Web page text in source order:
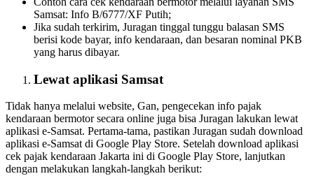
Samsat: Info B/6777/XF Putih;
Jika sudah terkirim, Juragan tinggal tunggu balasan SMS
berisi kode bayar, info kendaraan, dan besaran nominal PKB
yang harus dibayar.
Lewat aplikasi Samsat
Tidak hanya melalui website, Gan, pengecekan info pajak
kendaraan bermotor secara online juga bisa Juragan lakukan lewat
aplikasi e-Samsat. Pertama-tama, pastikan Juragan sudah download
aplikasi e-Samsat di Google Play Store. Setelah download aplikasi
cek pajak kendaraan Jakarta ini di Google Play Store, lanjutkan
dengan melakukan langkah-langkah berikut: